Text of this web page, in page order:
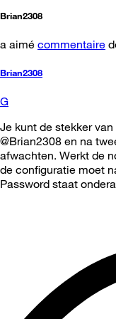
Brian2308
a aimé commentaire
Brian2308
G
Je kunt de stekker
@Brian2308 en na
afwachten. Werkt de
de configuratie moet
Password staat